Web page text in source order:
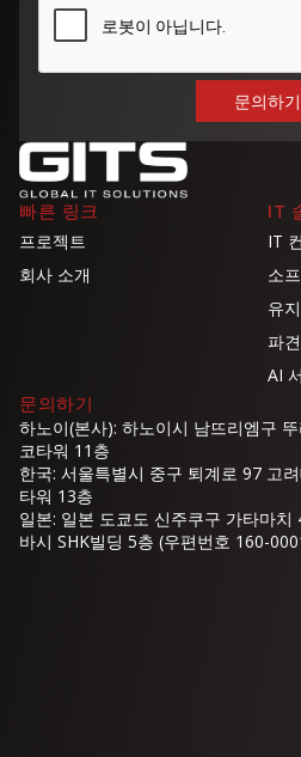
빠른 링크
프로젝트
회사 소개
IT
IT
소
유
파
AI
문의하기
하노이(본사): 하노이시 남뜨리엠구
코타워 11층
한국: 서울특별시 중구 퇴계로 97 고
타워 13층
일본: 일본 도쿄도 신주쿠구 가타마치
바시 SHK빌딩 5층 (우편번호 160-